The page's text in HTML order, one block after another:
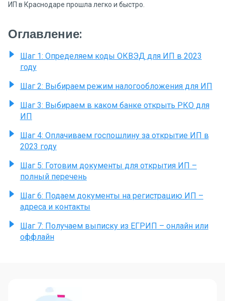
ИП в Краснодаре прошла легко и быстро.
Оглавление:
Шаг 1: Определяем коды ОКВЭД для ИП в 2023
году
Шаг 2: Выбираем режим налогообложения для ИП
Шаг 3: Выбираем в каком банке открыть РКО для
ИП
Шаг 4: Оплачиваем госпошлину за открытие ИП в
2023 году
Шаг 5: Готовим документы для открытия ИП –
полный перечень
Шаг 6: Подаем документы на регистрацию ИП –
адреса и контакты
Шаг 7: Получаем выписку из ЕГРИП – онлайн или
оффлайн